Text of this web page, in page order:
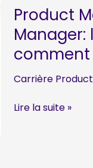
Product
Carrière
Product
Lire la suite »